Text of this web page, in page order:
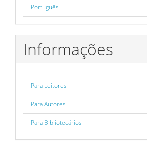
Português
Informações
Para Leitores
Para Autores
Para Bibliotecários